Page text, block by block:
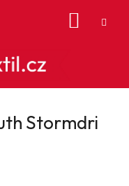
Stormdri